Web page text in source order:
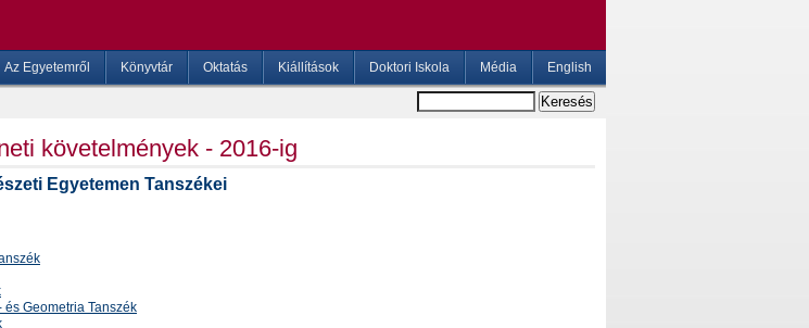
Az Egyetemről Könyvtár Oktatás Kiállítások Doktori Iskola Média English
követelmények - 2016-ig
Egyetemen Tanszékei
és Geometria Tanszék